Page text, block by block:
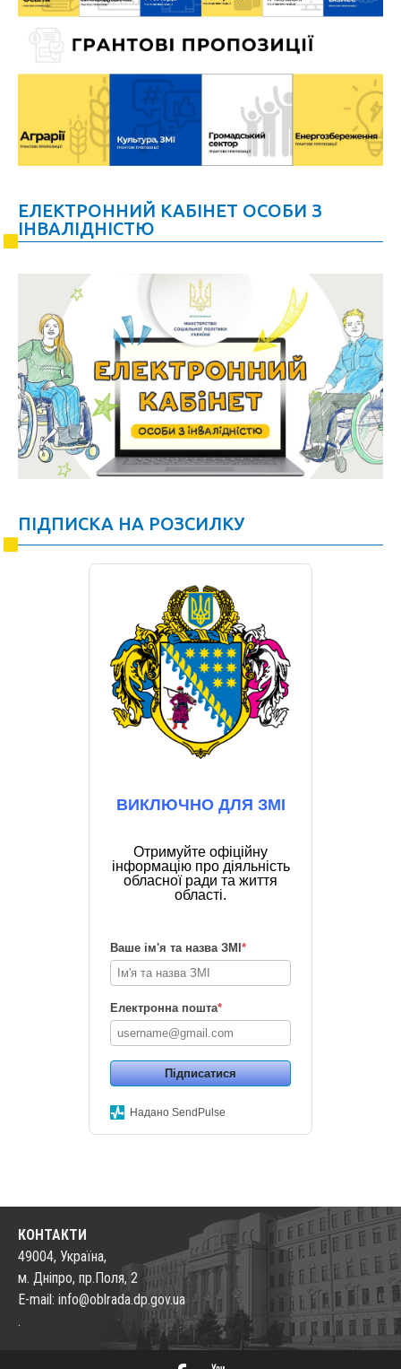
ЕЛЕКТРОННИЙ КАБІНЕТ ОСОБИ З
ІНВАЛІДНІСТЮ
ПІДПИСКА НА РОЗСИЛКУ
ВИКЛЮЧНО ДЛЯ ЗМІ
Отримуйте офіційну
інформацію про діяльність
обласної ради та життя
області.
Ваше ім'я та назва ЗМІ *
Електронна пошта*
Підписатися
Надано SendPulse
КОНТАКТИ
49004, Україна,
м. Дніпро, пр.Поля, 2
E-mail: info@oblrada.dp.gov.ua
.